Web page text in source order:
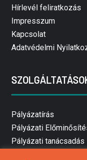
Hírlevél feliratkozás
Impresszum
Kapcsolat
Adatvédelmi
Pályázatírás
Pályázati
Pályázati tanácsadás